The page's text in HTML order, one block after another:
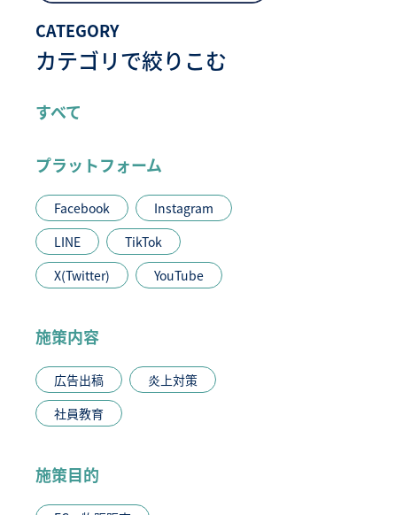
CATEGORY
カテゴリで絞りこむ
すべて
プラットフォーム
Facebook
Instagram
LINE
TikTok
X(Twitter)
YouTube
施策内容
広告出稿
炎上対策
社員教育
施策目的